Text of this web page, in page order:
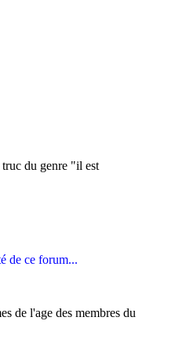
du genre "il est
de ce forum...
de l'age des membres du